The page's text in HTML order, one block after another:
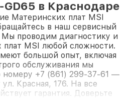
GD65 в Краснодаре
Материнских плат MSI
в наш сервисный
проводим диагностику и
MSI любой сложности.
большой опыт, включая
обслуживания мы
номеру +7 (861) 299-37-61 —
Красная, 176. На все
гарантия. Доверьте